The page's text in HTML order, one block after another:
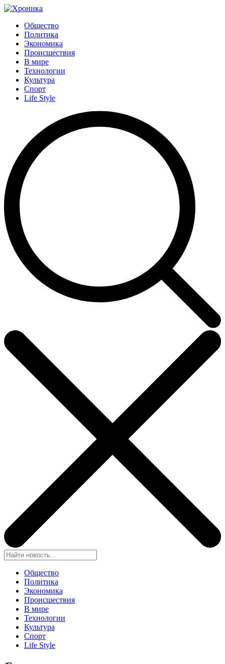
Общество
Политика
Экономика
Происшествия
В мире
Технологии
Культура
Спорт
Life Style
Общество
Политика
Экономика
Происшествия
В мире
Технологии
Культура
Спорт
Life Style